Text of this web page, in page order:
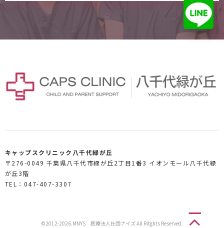
キャップスクリニック八千代緑が丘
〒276-0049 千葉県八千代市緑が丘2丁目1番3 イオンモール八千代緑
が丘3階
TEL：047-407-3307
©2012-2026.MNYS 医療法人社団ナイズ All Ritghts Reserved.